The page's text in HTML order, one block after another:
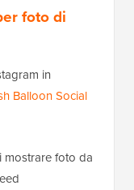
foto di
in
Balloon Social
mostrare foto da